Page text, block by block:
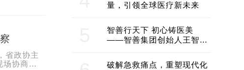
省政协主
场协商，
量，引领全球医疗新未来
智善行天下 初心铸医美
——智善集团创始人王智带
建医美产业良性生态圈
破解急救痛点，重塑现代化